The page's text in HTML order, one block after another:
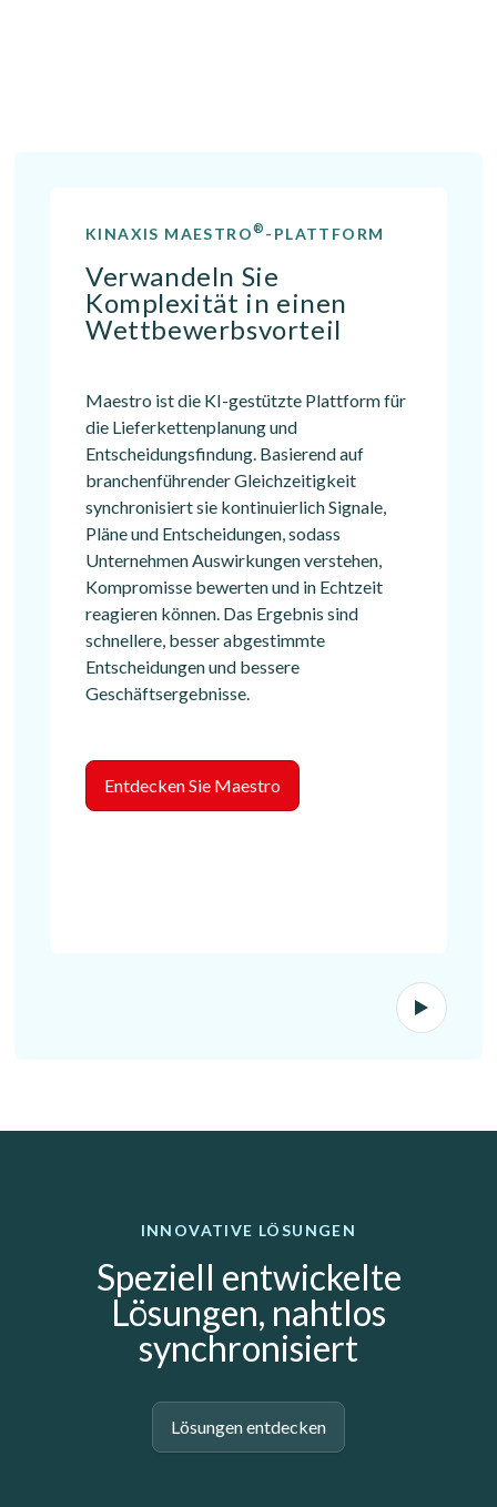
KINAXIS MAESTRO® -PLATTFORM
Verwandeln Sie
Komplexität in einen
Wettbewerbsvorteil
Maestro ist die KI-gestützte Plattform für
die Lieferkettenplanung und
Entscheidungsfindung. Basierend auf
branchenführender Gleichzeitigkeit
synchronisiert sie kontinuierlich Signale,
Pläne und Entscheidungen, sodass
Unternehmen Auswirkungen verstehen,
Kompromisse bewerten und in Echtzeit
reagieren können. Das Ergebnis sind
schnellere, besser abgestimmte
Entscheidungen und bessere
Geschäftsergebnisse.
Entdecken Sie Maestro
INNOVATIVE LÖSUNGEN
Speziell entwickelte
Lösungen, nahtlos
synchronisiert
Lösungen entdecken